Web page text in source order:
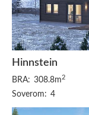
Hinnstein
BRA: 308.8m 2
Soverom: 4